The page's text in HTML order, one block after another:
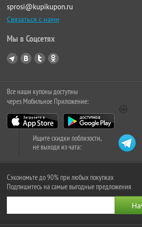
sprosi@kupikupon.ru
Связаться с нами
Мы в Соцсетях
Все наши купоны доступны
через Мобильное Приложение:
Ищите скидки поблизости,
не выходя из чата:
Сэкономьте до 90% при любых покупках
Подпишитесь на самые выгодные предложения